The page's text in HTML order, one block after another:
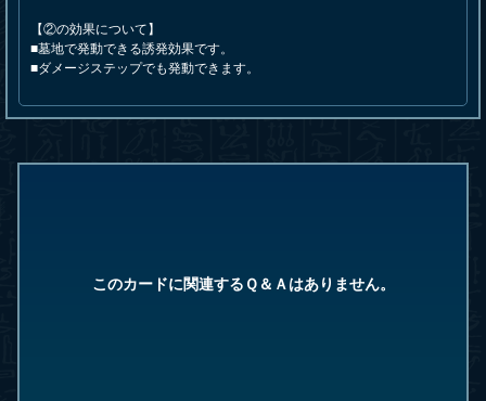
【②の効果について】
■墓地で発動できる誘発効果です。
■ダメージステップでも発動できます。
このカードに関連するＱ＆Ａはありません。